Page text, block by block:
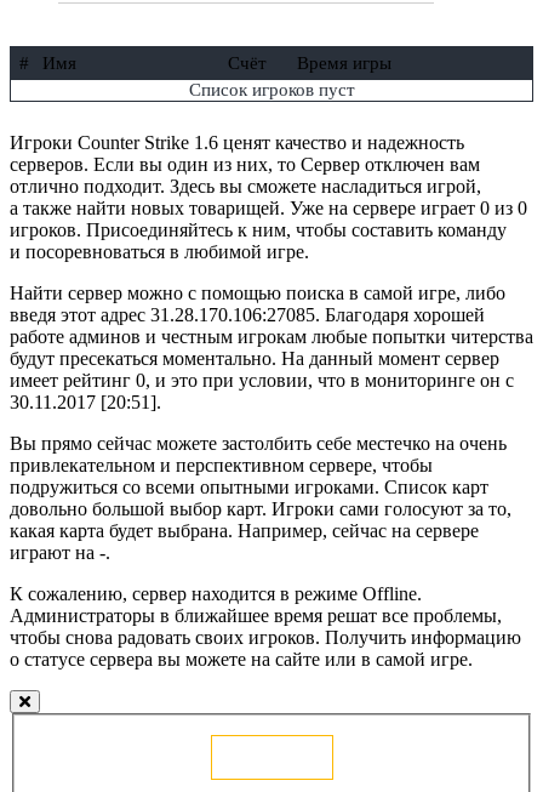
# Имя Счёт
Время игры
Список игроков пуст
Игроки Counter Strike 1.6 ценят качество и надежность
серверов. Если вы один из них, то Сервер отключен вам
отлично подходит. Здесь вы сможете насладиться игрой,
а также найти новых товарищей. Уже на сервере играет 0 из 0
игроков. Присоединяйтесь к ним, чтобы составить команду
и посоревноваться в любимой игре.
Найти сервер можно с помощью поиска в самой игре, либо
введя этот адрес 31.28.170.106:27085. Благодаря хорошей
работе админов и честным игрокам любые попытки читерства
будут пресекаться моментально. На данный момент сервер
имеет рейтинг 0, и это при условии, что в мониторинге он с
30.11.2017 [20:51].
Вы прямо сейчас можете застолбить себе местечко на очень
привлекательном и перспективном сервере, чтобы
подружиться со всеми опытными игроками. Список карт
довольно большой выбор карт. Игроки сами голосуют за то,
какая карта будет выбрана. Например, сейчас на сервере
играют на -.
К сожалению, сервер находится в режиме Offline.
Администраторы в ближайшее время решат все проблемы,
чтобы снова радовать своих игроков. Получить информацию
о статусе сервера вы можете на сайте или в самой игре.